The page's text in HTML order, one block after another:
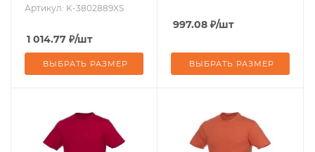
Артикул: K-3802889XS
1 014.77 ₽/шт
ВЫБРАТЬ РАЗМЕР
997.08 ₽/шт
ВЫБРАТЬ РАЗМЕР